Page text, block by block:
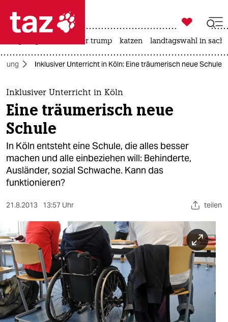
 taz zahl ich
taz zahl ich
themen
politik
öko
gesellschaft
kultur
sport
berlin
nord
wahrheit
verlag
verlag

taz zahl ich
usa unter trump katzen landtagswahl in
Inklusiver Unterricht in Köln: Eine träumerisch neue Schule
Inklusiver Unterricht in Köln
Eine träumerisch neue
Schule
In Köln entsteht eine Schule, die alles besser
machen und alle einbeziehen will: Behinderte,
Ausländer, sozial Schwache. Kann das
funktionieren?
21.8.2013 13:57 Uhr teilen